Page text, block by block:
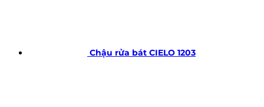
Chậu rửa bát CIELO 1203